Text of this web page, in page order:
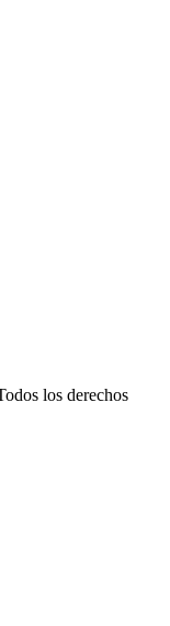
los derechos